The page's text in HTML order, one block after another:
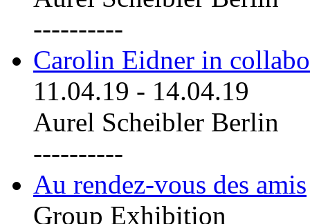
----------
Carolin Eidner in
11.04.19 - 14.04.19
Aurel Scheibler Berlin
----------
Au rendez-vous des amis
Group Exhibition